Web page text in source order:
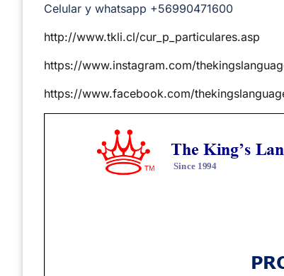
Celular y whatsapp +56990471600
http://www.tkli.cl/cur_p_particulares.asp
https://www.instagram.com/
https://www.facebook.com/